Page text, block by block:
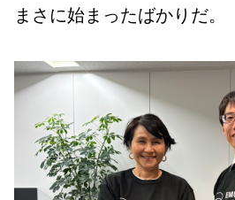
まさに始まったばかりだ。